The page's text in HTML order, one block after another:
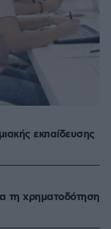
εκπαίδευσης
τη χρηματοδότηση